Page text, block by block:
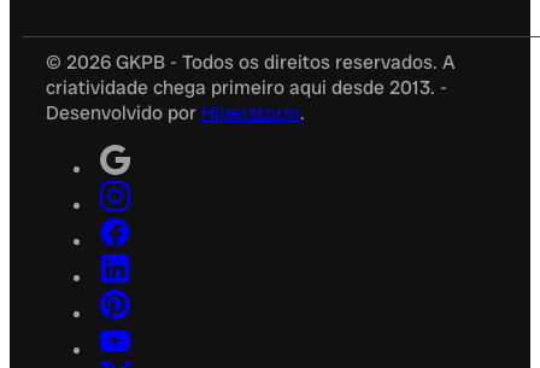
© 2026 GKPB - Todos os direitos reservados. A
criatividade chega primeiro aqui desde 2013. -
Desenvolvido por Hiperstorm.